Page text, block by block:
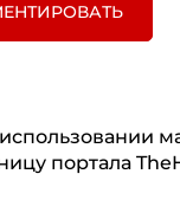
портала